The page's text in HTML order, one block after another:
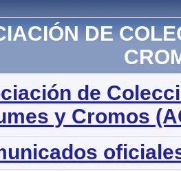
DE
de
y Cromos